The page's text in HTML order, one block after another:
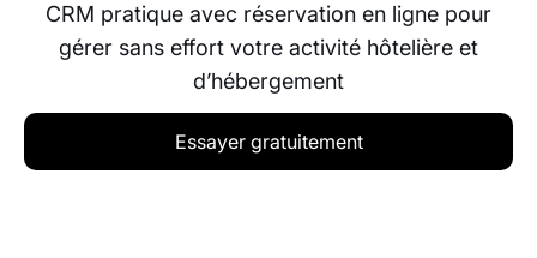
CRM pratique avec réservation en ligne pour
gérer sans effort votre activité hôtelière et
d’hébergement
Essayer gratuitement